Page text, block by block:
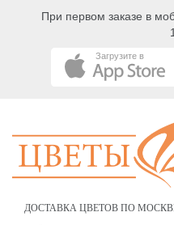
При первом заказе в
Загрузите в
ДОСТАВКА ЦВЕТОВ ПО